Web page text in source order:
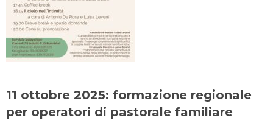
11 ottobre 2025: formazione regionale
per operatori di pastorale familiare